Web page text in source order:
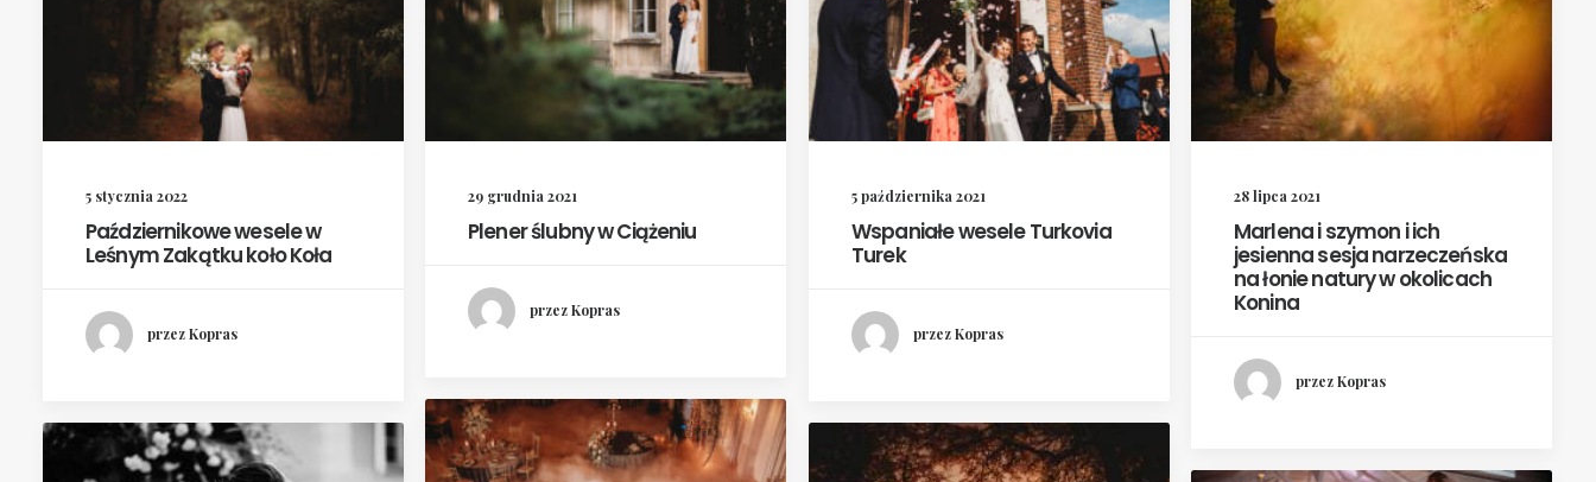
5 stycznia 2022
Październikowe wesele w
Leśnym Zakątku koło Koła
przez Kopras
29 grudnia 2021
Plener ślubny w Ciążeniu
przez Kopras
5 października 2021
Wspaniałe wesele Turkovia
Turek
przez Kopras
28 lipca 2021
Marlena i szymon i ich
jesienna sesja narzeczeńska
na łonie natury w okolicach
Konina
przez Kopras